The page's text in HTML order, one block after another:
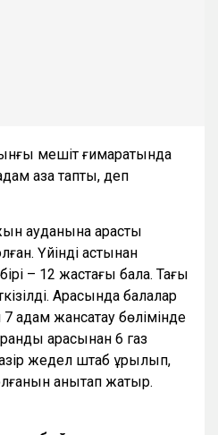
мешіт ғимаратында
қаза тапты, деп
ауданына қарасты
Үйінді астынан
– 12 жастағы бала. Тағы
Арасында балалар
адам жансақтау бөлімінде
арасынан 6 газ
жедел штаб құрылып,
анықтап жатыр.